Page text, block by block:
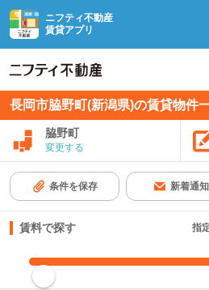
ニフティ不動産
賃貸アプリ
長岡市脇野町(新潟県)の賃貸物件
脇野町
変更する
条件を保存 新着通知
賃料で探す 指